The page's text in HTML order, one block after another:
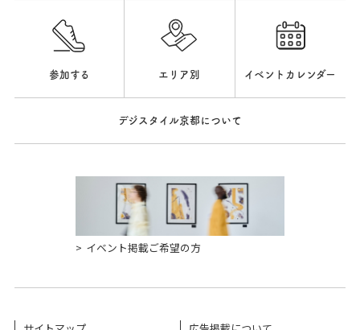
参加する エリア別 イベントカレンダー
デジスタイル京都について
イベント掲載ご希望の方